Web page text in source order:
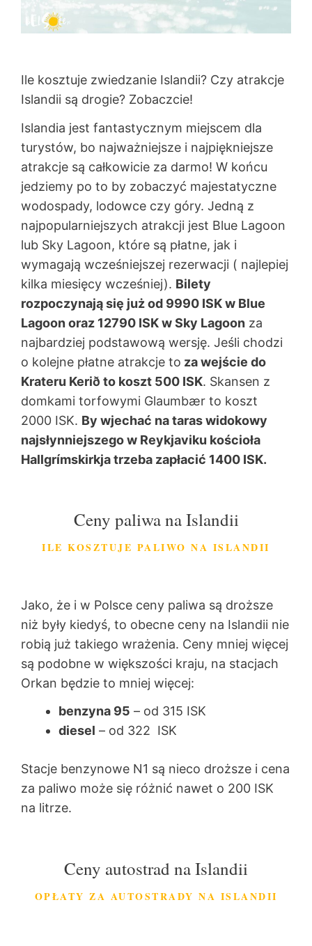
Ile kosztuje zwiedzanie Islandii? Czy atrakcje
Islandii są drogie? Zobaczcie!
Islandia jest fantastycznym miejscem dla
turystów, bo najważniejsze i najpiękniejsze
atrakcje są całkowicie za darmo! W końcu
jedziemy po to by zobaczyć majestatyczne
wodospady, lodowce czy góry. Jedną z
najpopularniejszych atrakcji jest Blue Lagoon
lub Sky Lagoon, które są płatne, jak i
wymagają wcześniejszej rezerwacji ( najlepiej
kilka miesięcy wcześniej). Bilety
rozpoczynają się już od 9990 ISK w Blue
Lagoon oraz 12790 ISK w Sky Lagoon za
najbardziej podstawową wersję. Jeśli chodzi
o kolejne płatne atrakcje to za wejście do
Krateru Kerið to koszt 500 ISK. Skansen z
domkami torfowymi Glaumbær to koszt
2000 ISK. By wjechać na taras widokowy
najsłynniejszego w Reykjaviku kościoła
Hallgrímskirkja trzeba zapłacić 1400 ISK.
Ceny paliwa na Islandii
ILE KOSZTUJE PALIWO NA ISLANDII
Jako, że i w Polsce ceny paliwa są droższe
niż były kiedyś, to obecne ceny na Islandii nie
robią już takiego wrażenia. Ceny mniej więcej
są podobne w większości kraju, na stacjach
Orkan będzie to mniej więcej:
benzyna 95 – od 315 ISK
diesel – od 322 ISK
Stacje benzynowe N1 są nieco droższe i cena
za paliwo może się różnić nawet o 200 ISK
na litrze.
Ceny autostrad na Islandii
OPŁATY ZA AUTOSTRADY NA ISLANDII